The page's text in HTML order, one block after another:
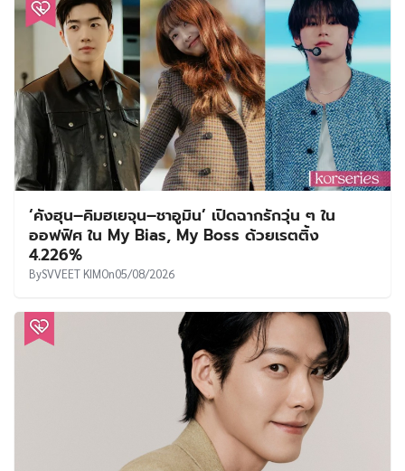
‘คังฮุน–คิมฮเยจุน–ชาอูมิน’ เปิดฉากรักวุ่น ๆ ใน
ออฟฟิศ ใน My Bias, My Boss ด้วยเรตติ้ง
4.226%
BySVVEET KIMOn05/08/2026